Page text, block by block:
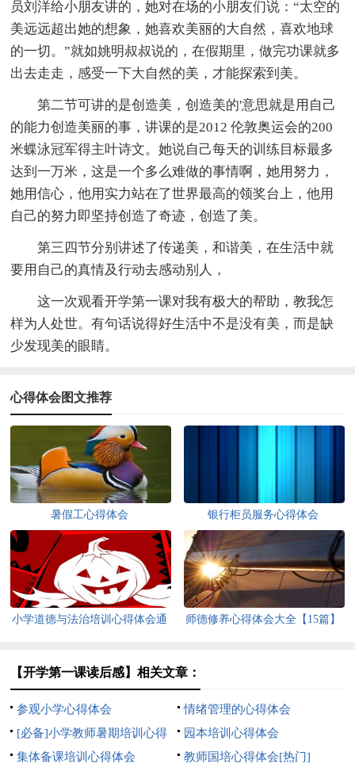
员刘洋给小朋友讲的，她对在场的小朋友们说：“太空的
美远远超出她的想象，她喜欢美丽的大自然，喜欢地球
的一切。”就如姚明叔叔说的，在假期里，做完功课就多
出去走走，感受一下大自然的美，才能探索到美。
第二节可讲的是创造美，创造美的'意思就是用自己
的能力创造美丽的事，讲课的是2012 伦敦奥运会的200
米蝶泳冠军得主叶诗文。她说自己每天的训练目标最多
达到一万米，这是一个多么难做的事情啊，她用努力，
她用信心，他用实力站在了世界最高的领奖台上，他用
自己的努力即坚持创造了奇迹，创造了美。
第三四节分别讲述了传递美，和谐美，在生活中就
要用自己的真情及行动去感动别人，
这一次观看开学第一课对我有极大的帮助，教我怎
样为人处世。有句话说得好生活中不是没有美，而是缺
少发现美的眼睛。
心得体会图文推荐
暑假工心得体会 银行柜员服务心得体会
小学道德与法治培训心得体会通
师德修养心得体会大全【15篇】
【开学第一课读后感】相关文章：
参观小学心得体会
情绪管理的心得体会
[必备]小学教师暑期培训心得
体会15篇
园本培训心得体会
集体备课培训心得体会
教师国培心得体会[热门]